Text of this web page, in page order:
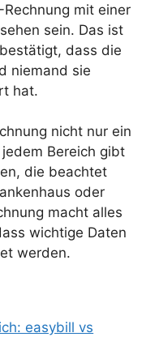
mit einer
sein. Das ist
dass die
niemand sie
hat.
nicht nur ein
Bereich gibt
die beachtet
oder
macht alles
wichtige Daten
werden.
easybill vs